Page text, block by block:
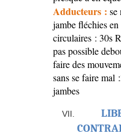
Adducteurs : se
jambe fléchies
circulaires : 30s
pas possible
faire des
sans se faire mal
jambes